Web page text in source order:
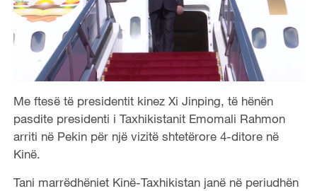
Me ftesë të presidentit kinez Xi Jinping, të hënën
pasdite presidenti i Taxhikistanit Emomali Rahmon
arriti në Pekin për një vizitë shtetërore 4-ditore në
Kinë.
Tani marrëdhëniet Kinë-Taxhikistan janë në periudhën